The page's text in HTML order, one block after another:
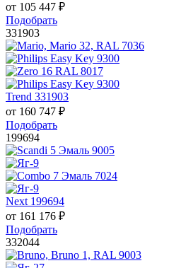
от 105 447 ₽
Подобрать
331903
Trend 331903
от 160 747 ₽
Подобрать
199694
Next 199694
от 161 176 ₽
Подобрать
332044